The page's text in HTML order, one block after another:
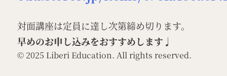
対面講座は定員に達し次第締め切ります。
早めのお申し込みをおすすめします♩
© 2025 Liberi Education. All rights reserved.